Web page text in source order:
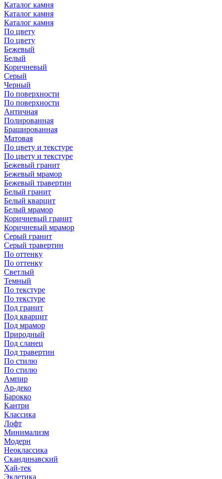
Каталог камня
Каталог камня
Каталог камня
По цвету
По цвету
Бежевый
Белый
Коричневый
Серый
Черный
По поверхности
По поверхности
Античная
Полированная
Брашированная
Матовая
По цвету и текстуре
По цвету и текстуре
Бежевый гранит
Бежевый мрамор
Бежевый травертин
Белый гранит
Белый кварцит
Белый мрамор
Коричневый гранит
Коричневый мрамор
Серый гранит
Серый травертин
По оттенку
По оттенку
Светлый
Темный
По текстуре
По текстуре
Под гранит
Под кварцит
Под мрамор
Природный
Под сланец
Под травертин
По стилю
По стилю
Ампир
Ар-деко
Барокко
Кантри
Классика
Лофт
Минимализм
Модерн
Неоклассика
Скандинавский
Хай-тек
Эклетика